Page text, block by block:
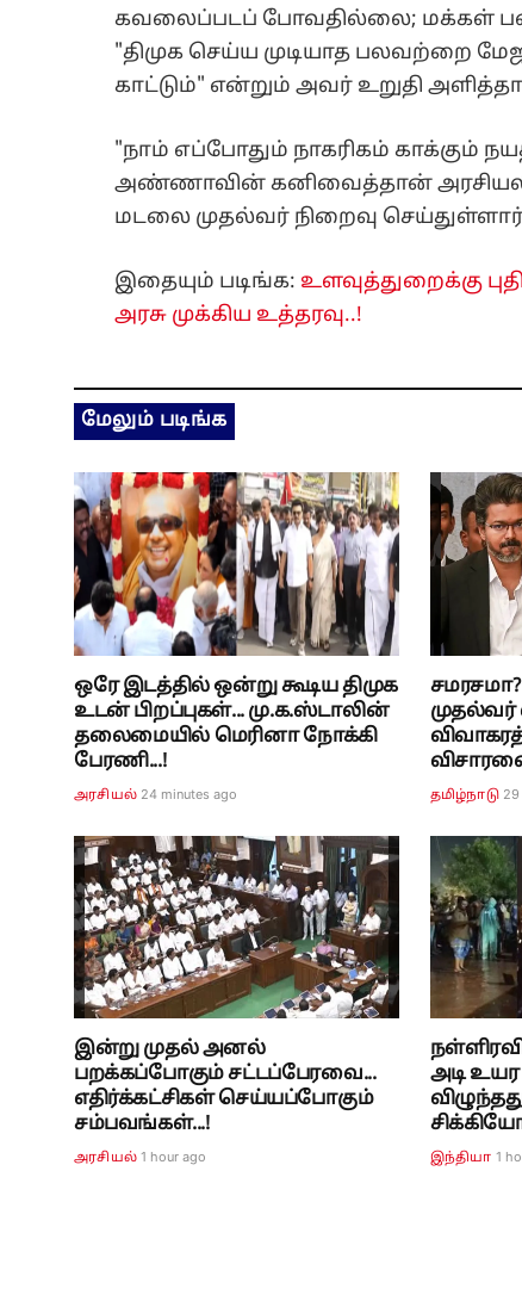
கவலைப்படப் போவதில்லை; மக்கள்
"திமுக செய்ய முடியாத பலவற்றை
காட்டும்" என்றும் அவர் உறுதி
"நாம் எப்போதும் நாகரிகம் காக்கும்
அண்ணாவின் கனிவைத்தான் அரசியலில்
மடலை முதல்வர் நிறைவு
இதையும் படிங்க: உளவுத்துறைக்கு
அரசு முக்கிய உத்தரவு..!
மேலும் படிங்க
ஒரே இடத்தில் ஒன்று கூடிய திமுக
உடன் பிறப்புகள்... மு.க.ஸ்டாலின்
தலைமையில் மெரினா நோக்கி
பேரணி...!
அரசியல் 24 minutes ago
முதல்வர்
தமிழ்நாடு 29
இன்று முதல் அனல்
பறக்கப்போகும் சட்டப்பேரவை...
எதிர்க்கட்சிகள் செய்யப்போகும்
சம்பவங்கள்...!
அரசியல் 1 hour ago
அடி உயர
இந்தியா 1